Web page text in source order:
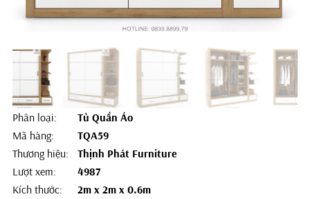
Phân loại:
Tủ Quần Áo
Mã hàng:
TQA59
Thương hiệu:
Thịnh Phát Furniture
Lượt xem:
4987
Kích thước:
2m x 2m x 0.6m